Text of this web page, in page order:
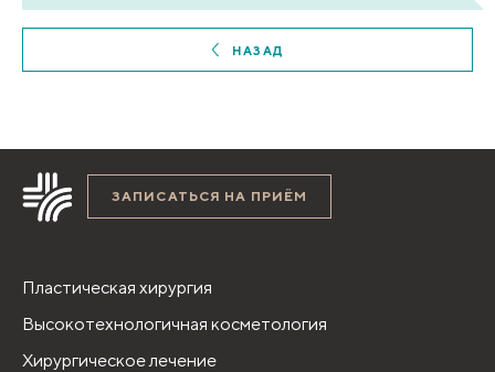
НАЗАД
ЗАПИСАТЬСЯ НА ПРИЁМ
Пластическая хирургия
Высокотехнологичная косметология
Хирургическое лечение